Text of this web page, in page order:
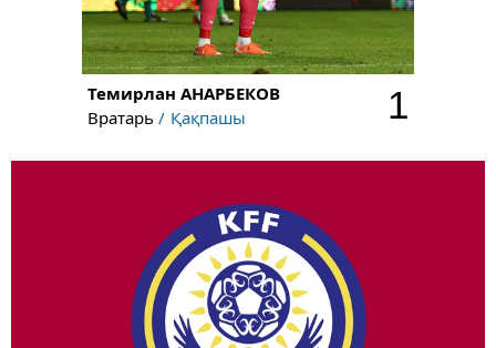
Темирлан АНАРБЕКОВ
Вратарь
Қақпашы 1